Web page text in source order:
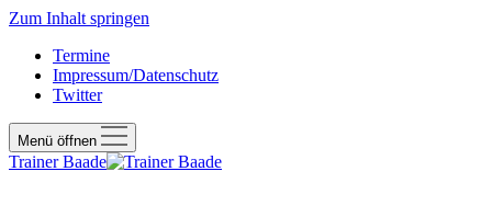
Zum Inhalt springen
Termine
Impressum/Datenschutz
Twitter
Menü öffnen
Trainer Baade